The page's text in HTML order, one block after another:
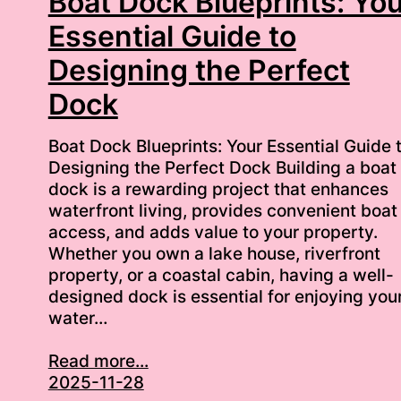
Essential Guide to
Designing the Perfect
Dock
Boat Dock Blueprints: Your Essential Guide
Designing the Perfect Dock Building a boat
dock is a rewarding project that enhances
waterfront living, provides convenient boat
access, and adds value to your property.
Whether you own a lake house, riverfront
property, or a coastal cabin, having a well-
designed dock is essential for enjoying
water…
Read more...
2025-11-28